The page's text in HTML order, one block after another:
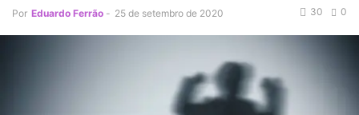
Por Eduardo Ferrão - 25 de setembro de 2020 0
30